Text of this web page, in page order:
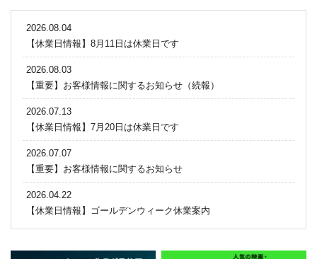
2026.08.04
【休業日情報】8月11日は休業日です
2026.08.03
【重要】お客様情報に関するお知らせ（続報）
2026.07.13
【休業日情報】7月20日は休業日です
2026.07.07
【重要】お客様情報に関するお知らせ
2026.04.22
【休業日情報】ゴールデンウィーク休業案内